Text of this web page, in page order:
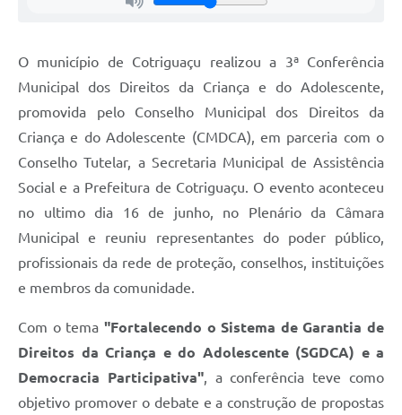
Editais
Links
Serviços Online
Telefones Úteis
Jornal
SIC
O município de Cotriguaçu realizou a 3ª Conferência
Municipal dos Direitos da Criança e do Adolescente,
promovida pelo Conselho Municipal dos Direitos da
Criança e do Adolescente (CMDCA), em parceria com o
Conselho Tutelar, a Secretaria Municipal de Assistência
Social e a Prefeitura de Cotriguaçu. O evento aconteceu
no ultimo dia 16 de junho, no Plenário da Câmara
Municipal e reuniu representantes do poder público,
profissionais da rede de proteção, conselhos, instituições
e membros da comunidade.
Com o tema "Fortalecendo o Sistema de Garantia de
Direitos da Criança e do Adolescente (SGDCA) e a
Democracia Participativa", a conferência teve como
objetivo promover o debate e a construção de propostas